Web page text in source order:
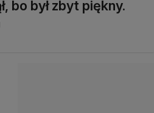
bo był zbyt piękny.